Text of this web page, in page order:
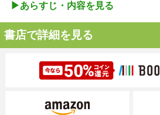
▶︎あらすじ・内容を見る
書店で詳細を見る